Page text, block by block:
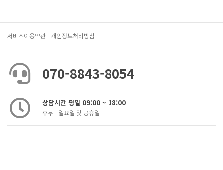
서비스이용약관 개인정보처리방침
070-8843-8054
상담시간 평일 09:00 ~ 18:00
휴무 - 일요일 및 공휴일